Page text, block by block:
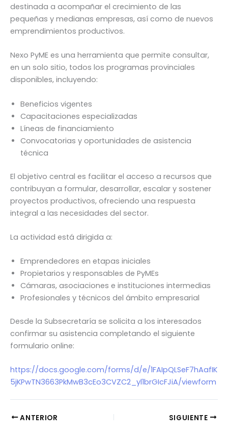
destinada a acompañar el crecimiento de las
pequeñas y medianas empresas, así como de nuevos
emprendimientos productivos.
Nexo PyME es una herramienta que permite consultar,
en un solo sitio, todos los programas provinciales
disponibles, incluyendo:
Beneficios vigentes
Capacitaciones especializadas
Líneas de financiamiento
Convocatorias y oportunidades de asistencia
técnica
El objetivo central es facilitar el acceso a recursos que
contribuyan a formular, desarrollar, escalar y sostener
proyectos productivos, ofreciendo una respuesta
integral a las necesidades del sector.
La actividad está dirigida a:
Emprendedores en etapas iniciales
Propietarios y responsables de PyMEs
Cámaras, asociaciones e instituciones intermedias
Profesionales y técnicos del ámbito empresarial
Desde la Subsecretaría se solicita a los interesados
confirmar su asistencia completando el siguiente
formulario online:
https://docs.google.com/forms/d/e/1FAIpQLSeF7hAafIK
5jKPwTN3663PkMwB3cEo3CVZC2_yl1brGIcFJiA/viewform
ANTERIOR SIGUIENTE